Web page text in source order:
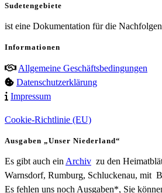
Sudetengebiete
ist eine Dokumentation für die
Informationen
Allgemeine Geschäftsbedingungen
Datenschutzerklärung
Impressum
Cookie-Richtlinie (EU)
Ausgaben „Unser Niederland“
Es gibt auch ein Archiv zu den
Warnsdorf, Rumburg, Schluckenau, mit
Es fehlen uns noch Ausgaben*, Sie